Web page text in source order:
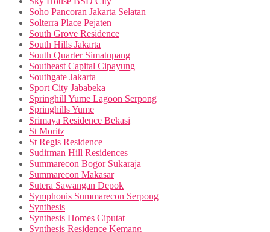
Soho Pancoran Jakarta Selatan
Solterra Place Pejaten
South Grove Residence
South Hills Jakarta
South Quarter Simatupang
Southeast Capital Cipayung
Southgate Jakarta
Sport City Jababeka
Springhill Yume Lagoon Serpong
Springhills Yume
Srimaya Residence Bekasi
St Moritz
St Regis Residence
Sudirman Hill Residences
Summarecon Bogor Sukaraja
Summarecon Makasar
Sutera Sawangan Depok
Symphonis Summarecon Serpong
Synthesis
Synthesis Homes Ciputat
Synthesis Residence Kemang